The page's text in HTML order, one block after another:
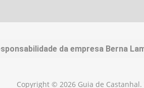
da empresa Berna
Copyright © 2026 Guia de